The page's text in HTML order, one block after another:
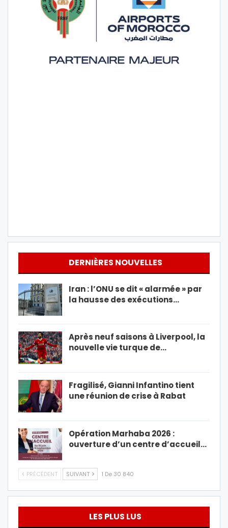
DERNIÈRES NOUVELLES
Iran : l’ONU se dit « alarmée » par
la hausse des exécutions…
Après neuf saisons à Liverpool, la
nouvelle vie turque de…
Fragilisé, Gianni Infantino tient
une réunion de crise à Rabat
Opération Marhaba 2026 :
ouverture d’un centre d’accueil…
PRÉCÉDENT SUIVANT 1 De 30 840
LES PLUS LUS